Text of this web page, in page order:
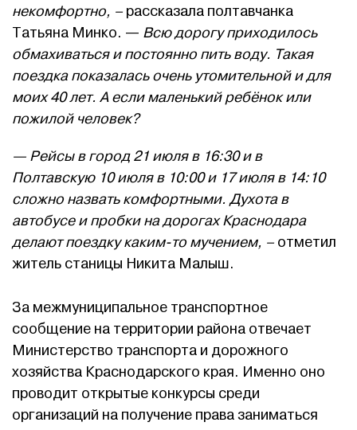
некомфортно, – рассказала полтавчанка
Татьяна Минко. — Всю дорогу приходилось
обмахиваться и постоянно пить воду. Такая
поездка показалась очень утомительной и для
моих 40 лет. А если маленький ребёнок или
пожилой человек?
— Рейсы в город 21 июля в 16:30 и в
Полтавскую 10 июля в 10:00 и 17 июля в 14:10
сложно назвать комфортными. Духота в
автобусе и пробки на дорогах Краснодара
делают поездку каким-то мучением, – отметил
житель станицы Никита Малыш.
За межмуниципальное транспортное
сообщение на территории района отвечает
Министерство транспорта и дорожного
хозяйства Краснодарского края. Именно оно
проводит открытые конкурсы среди
организаций на получение права заниматься